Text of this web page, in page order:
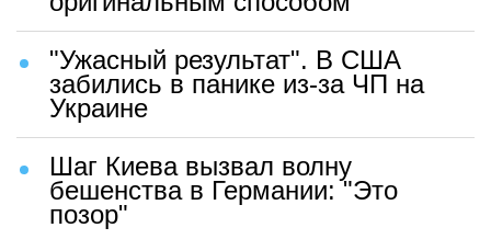
"Ужасный результат". В США
забились в панике из-за ЧП на
Украине
Шаг Киева вызвал волну
бешенства в Германии: "Это
позор"